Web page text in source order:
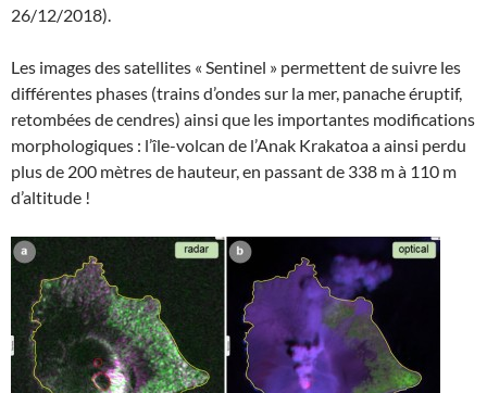
26/12/2018).
Les images des satellites « Sentinel » permettent de suivre les
différentes phases (trains d’ondes sur la mer, panache éruptif,
retombées de cendres) ainsi que les importantes modifications
morphologiques : l’île-volcan de l’Anak Krakatoa a ainsi perdu
plus de 200 mètres de hauteur, en passant de 338 m à 110 m
d’altitude !